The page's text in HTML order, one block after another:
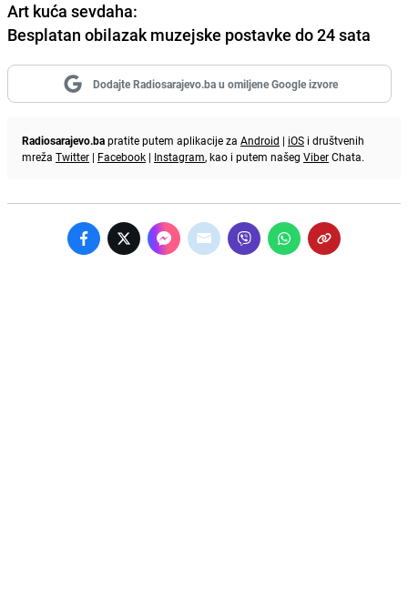
Art kuća sevdaha:
Besplatan obilazak muzejske postavke do 24 sata
Dodajte Radiosarajevo.ba u omiljene Google izvore
Radiosarajevo.bapratite putem aplikacije za Android | iOS i društvenih
mreža Twitter | Facebook | Instagram, kao i putem našeg ViberChata.